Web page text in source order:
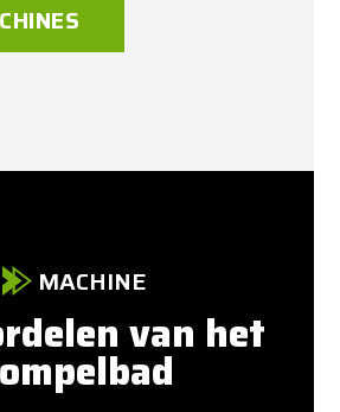
MACHINE
van het